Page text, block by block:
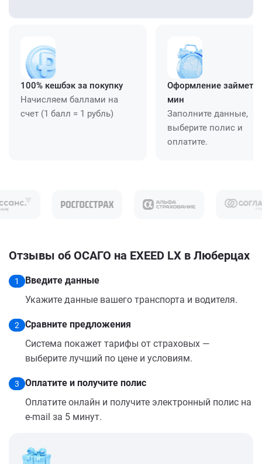
100% кешбэк за покупку
Начисляем баллами на
счет (1 балл = 1 рубль)
Оформление займет
мин
Заполните данные,
выберите полис и
оплатите.
Отзывы об ОСАГО на EXEED LX в Люберцах
1
Введите данные
Укажите данные вашего транспорта и водителя.
2
Сравните предложения
Система покажет тарифы от страховых —
выберите лучший по цене и условиям.
3
Оплатите и получите полис
Оплатите онлайн и получите электронный полис на
e-mail за 5 минут.